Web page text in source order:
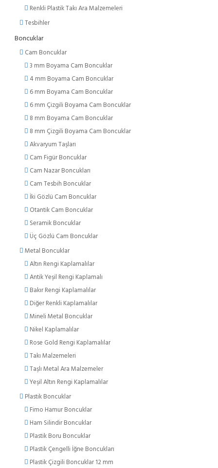
Renkli Plastik Takı Ara Malzemeleri
Tesbihler
Boncuklar
Cam Boncuklar
3 mm Boyama Cam Boncuklar
4 mm Boyama Cam Boncuklar
6 mm Boyama Cam Boncuklar
6 mm Çizgili Boyama Cam Boncuklar
8 mm Boyama Cam Boncuklar
8 mm Çizgili Boyama Cam Boncuklar
Akvaryum Taşları
Cam Figür Boncuklar
Cam Nazar Boncukları
Cam Tesbih Boncuklar
İki Gözlü Cam Boncuklar
Otantik Cam Boncuklar
Seramik Boncuklar
Üç Gözlü Cam Boncuklar
Metal Boncuklar
Altın Rengi Kaplamalılar
Antik Yeşil Rengi Kaplamalı
Bakır Rengi Kaplamalılar
Diğer Renkli Kaplamalılar
Mineli Metal Boncuklar
Nikel Kaplamalılar
Rose Gold Rengi Kaplamalılar
Takı Malzemeleri
Taşlı Metal Ara Malzemeler
Yeşil Altın Rengi Kaplamalılar
Plastik Boncuklar
Fimo Hamur Boncuklar
Ham Silindir Boncuklar
Plastik Boru Boncuklar
Plastik Çengelli İğne Boncukları
Plastik Çizgili Boncuklar 12 mm